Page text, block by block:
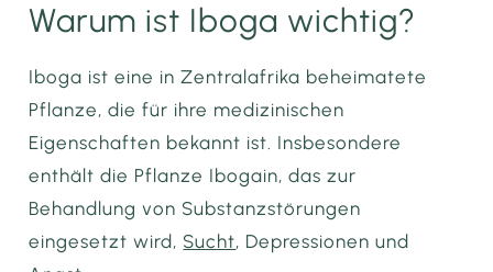
Warum ist Iboga wichtig?
Iboga ist eine in Zentralafrika beheimatete
Pflanze, die für ihre medizinischen
Eigenschaften bekannt ist. Insbesondere
enthält die Pflanze Ibogain, das zur
Behandlung von Substanzstörungen
eingesetzt wird, Sucht, Depressionen und